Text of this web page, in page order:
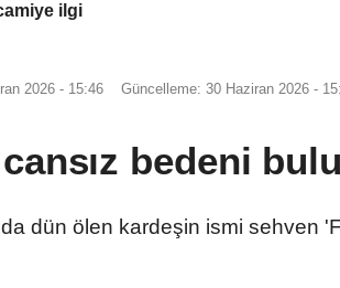
ilgi
2026 - 15:46 Güncelleme: 30 Haziran 2026 -
bedeni
dün ölen kardeşin ismi sehven